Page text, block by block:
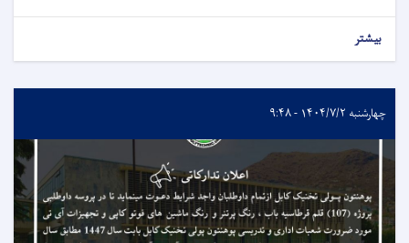
بیشتر
چهارشنبه ۱۴۰۴/۷/۲ - ۹:۴۸